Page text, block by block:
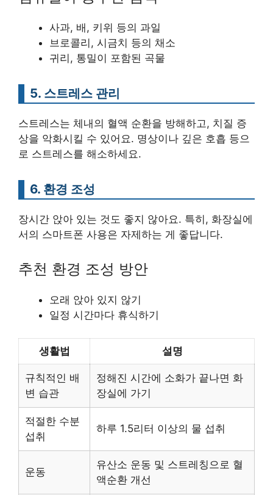
사과, 배, 키위 등의 과일
브로콜리, 시금치 등의 채소
귀리, 통밀이 포함된 곡물
5. 스트레스 관리
스트레스는 체내의 혈액 순환을 방해하고, 치질 증
상을 악화시킬 수 있어요. 명상이나 깊은 호흡 등으
로 스트레스를 해소하세요.
6. 환경 조성
장시간 앉아 있는 것도 좋지 않아요. 특히, 화장실에
서의 스마트폰 사용은 자제하는 게 좋답니다.
추천 환경 조성 방안
오래 앉아 있지 않기
일정 시간마다 휴식하기
생활법 설명
규칙적인 배
변 습관
정해진 시간에 소화가 끝나면 화
장실에 가기
적절한 수분
섭취
하루 1.5리터 이상의 물 섭취
운동
유산소 운동 및 스트레칭으로 혈
액순환 개선